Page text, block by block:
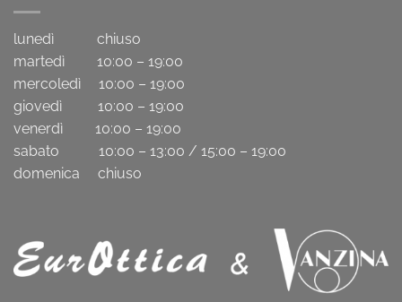
lunedì chiuso
martedì 10:00 – 19:00
mercoledì 10:00 – 19:00
giovedì 10:00 – 19:00
venerdì 10:00 – 19:00
sabato 10:00 – 13:00 / 15:00 – 19:00
domenica chiuso